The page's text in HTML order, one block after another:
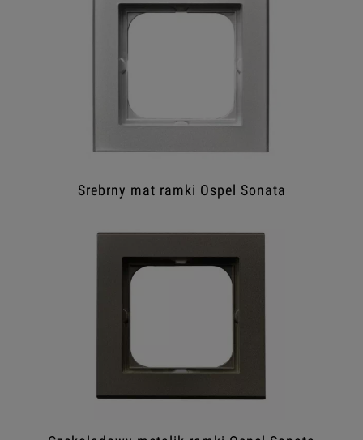
Srebrny mat ramki Ospel Sonata